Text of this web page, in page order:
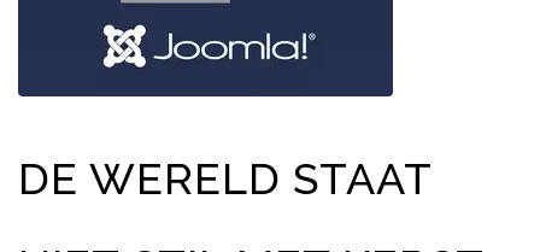
DE WERELD STAAT